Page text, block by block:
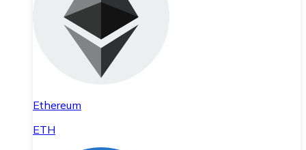
Ethereum
ETH